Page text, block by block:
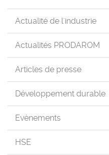
Actualité de l'industrie
Actualités PRODAROM
Articles de presse
Développement durable
Evènements
HSE